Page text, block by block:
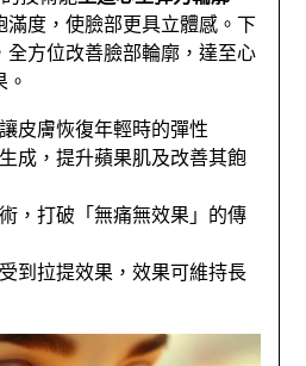
滿度，使臉部更具立體感。下
全方位改善臉部輪廓，達至心
皮膚恢復年輕時的彈性
成，提升蘋果肌及改善其飽
，打破「無痛無效果」的傳
到拉提效果，效果可維持長